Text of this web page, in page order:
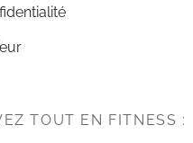
TOUT EN FITNESS :